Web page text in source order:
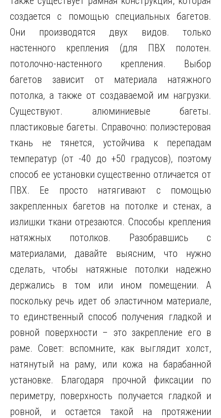
создается с помощью специальных багетов.
Они производятся двух видов. только
настенного крепления (для ПВХ полотен.
потолочно-настенного крепления. Выбор
багетов зависит от материала натяжного
потолка, а также от создаваемой им нагрузки.
Существуют. алюминиевые багеты.
пластиковые багеты. Справочно: полиэстеровая
ткань не тянется, устойчива к перепадам
температур (от -40 до +50 градусов), поэтому
способ ее установки существенно отличается от
ПВХ. Ее просто натягивают с помощью
закрепленных багетов на потолке и стенах, а
излишки ткани отрезаются. Способы крепления
натяжных потолков. Разобравшись с
материалами, давайте выясним, что нужно
сделать, чтобы натяжные потолки надежно
держались в том или ином помещении. А
поскольку речь идет об эластичном материале,
то единственный способ получения гладкой и
ровной поверхности – это закрепление его в
раме. Совет: вспомните, как выглядит холст,
натянутый на раму, или кожа на барабанной
установке. Благодаря прочной фиксации по
периметру, поверхность получается гладкой и
ровной, и остается такой на протяжении